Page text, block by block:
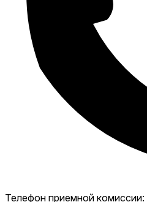
Телефон приемной комиссии: